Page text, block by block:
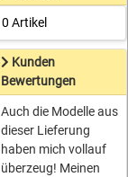
0 Artikel
Kunden
Bewertungen
Auch die Modelle aus
dieser Lieferung
haben mich vollauf
überzeug! Meinen